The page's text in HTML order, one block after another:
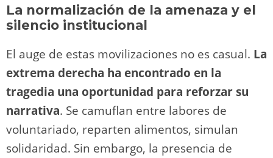
La normalización de la amenaza y el
silencio institucional
El auge de estas movilizaciones no es casual. La
extrema derecha ha encontrado en la
tragedia una oportunidad para reforzar su
narrativa. Se camuflan entre labores de
voluntariado, reparten alimentos, simulan
solidaridad. Sin embargo, la presencia de